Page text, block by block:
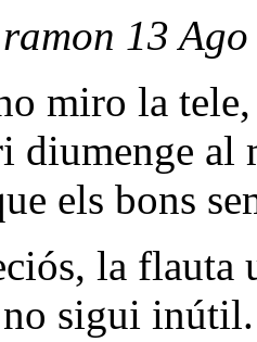
13
miro la
diumenge al
els bons
la
no sigui inútil.